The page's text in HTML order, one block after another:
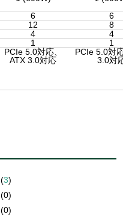
6
6
12
8
4
4
1
1
PCIe 5.0対応、
ATX 3.0対応
PCIe 5.0対
3.0対
(3)
(0)
(0)